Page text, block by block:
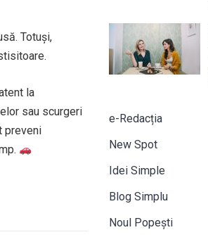
Totuși,
la
sau scurgeri
preveni
e-Redacția
New Spot
Idei Simple
Blog Simplu
Noul Popești